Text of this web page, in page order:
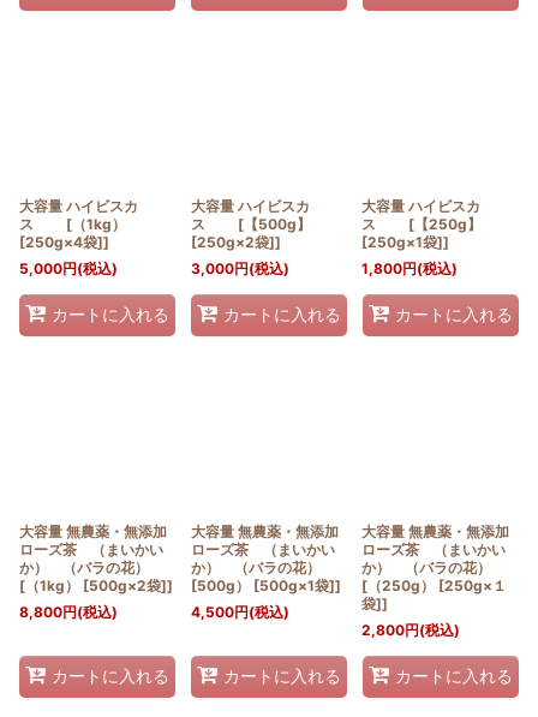
大容量 ハイビスカ
ス [（1kg）
[250g×4袋]]
5,000円(税込)
カートに入れる
大容量 ハイビスカ
ス [【500g】
[250g×2袋]]
3,000円(税込)
カートに入れる
大容量 ハイビスカ
ス [【250g】
[250g×1袋]]
1,800円(税込)
カートに入れる
大容量 無農薬・無添加
ローズ茶 （まいかい
か） （バラの花）
[（1kg） [500g×2袋]]
8,800円(税込)
カートに入れる
大容量 無農薬・無添加
ローズ茶 （まいかい
か） （バラの花）
[500g） [500g×1袋]]
4,500円(税込)
カートに入れる
大容量 無農薬・無添加
ローズ茶 （まいかい
か） （バラの花）
[（250g） [250g×１
袋]]
2,800円(税込)
カートに入れる